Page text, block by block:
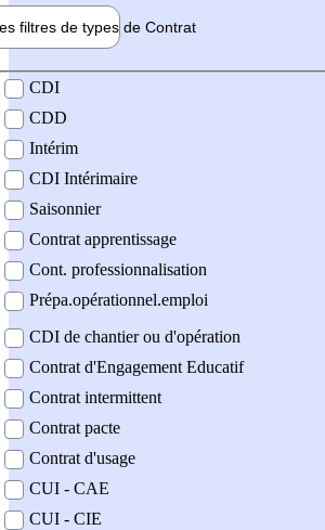
filtres de types de Contrat
contrat
CDI
CDD
Intérim
CDI Intérimaire
Saisonnier
Contrat apprentissage
Cont. professionnalisation
Prépa.opérationnel.emploi
CDI de chantier ou d'opération
Contrat d'Engagement Educatif
Contrat intermittent
Contrat pacte
Contrat d'usage
CUI - CAE
CUI - CIE